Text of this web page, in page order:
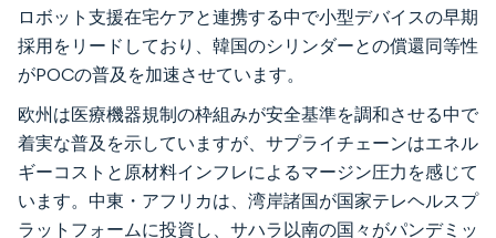
ロボット支援在宅ケアと連携する中で小型デバイスの早期
採用をリードしており、韓国のシリンダーとの償還同等性
がPOCの普及を加速させています。
欧州は医療機器規制の枠組みが安全基準を調和させる中で
着実な普及を示していますが、サプライチェーンはエネル
ギーコストと原材料インフレによるマージン圧力を感じて
います。中東・アフリカは、湾岸諸国が国家テレヘルスプ
ラットフォームに投資し、サハラ以南の国々がパンデミッ